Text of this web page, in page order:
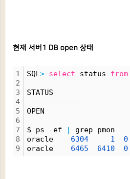
현재 서버1 DB open 상태
1
2
3
4
5
6
7
8
9
SQL> select status from
STATUS
------------
OPEN
$ ps -ef |
grep pmon
oracle 6304 1 0
oracle 6465 6410 0